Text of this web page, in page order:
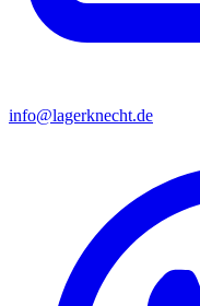
info@lagerknecht.de